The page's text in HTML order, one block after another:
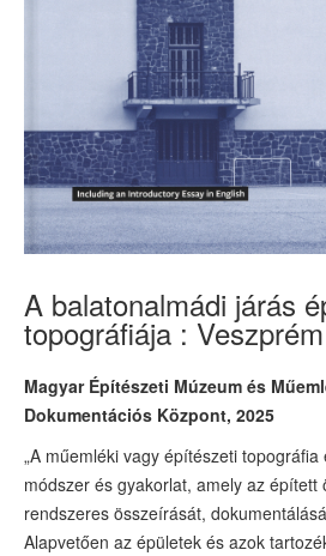
A balatonalmádi járás
topográfiája :
Magyar Építészeti Múzeum és
Dokumentációs Központ, 2025
„A műemléki vagy építészeti
módszer és gyakorlat, amely az épített
rendszeres összeírását,
Alapvetően az épületek és azok